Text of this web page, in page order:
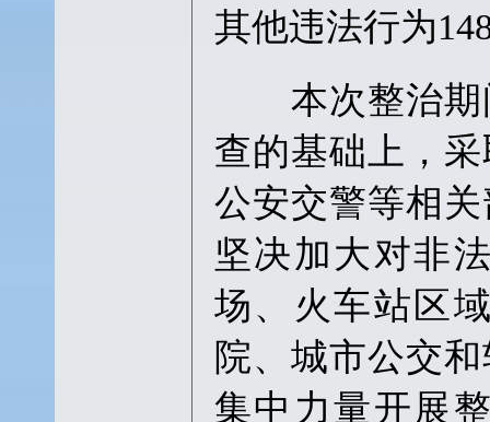
其他违法行为
本次整治期
查的基础上，
公安交警等相
坚决加大对非
场、火车站区
院、城市公交
集中力量开展